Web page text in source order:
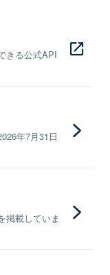
きる公式API
年7月31日
掲載していま